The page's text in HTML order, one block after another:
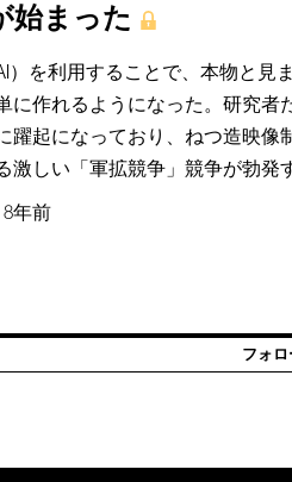
始まった
）を利用することで、本物と見
に作れるようになった。研究者
躍起になっており、ねつ造映像
激しい「軍拡競争」競争が勃発
8年前
フォ